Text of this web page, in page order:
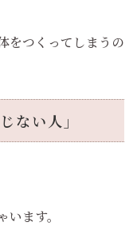
をつくってしまうの
ない人」
ます。